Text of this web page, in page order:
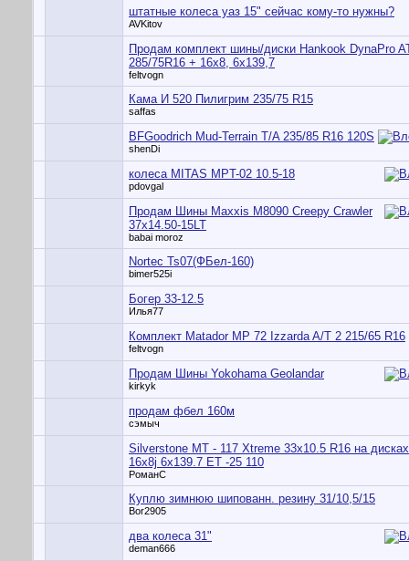
штатные колеса уаз 15" сейчас кому-то нужны?
AVKitov
Продам комплект шины/диски Hankook DynaPro
285/75R16 + 16x8, 6x139,7
feltvogn
Кама И 520 Пилигрим 235/75 R15
saffas
BFGoodrich Mud-Terrain T/A 235/85 R16 120S
shenDi
колеса MITAS MPT-02 10.5-18
pdovgal
Продам Шины Maxxis M8090 Creepy Crawler
37x14.50-15LT
babai moroz
Nortec Ts07(ФБел-160)
bimer525i
Богер 33-12.5
Илья77
Комплект Matador MP 72 Izzarda A/T 2 215/65 R16
feltvogn
Продам Шины Yokohama Geolandar
kirkyk
продам фбел 160м
сэмыч
Silverstone MT - 117 Xtreme 33x10.5 R16 на
16x8j 6x139.7 ET -25 110
РоманС
Куплю зимнюю шипованн. резину 31/10,5/15
Bor2905
два колеса 31"
deman666